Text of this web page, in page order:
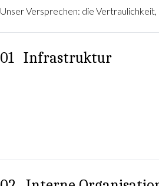
Unser Versprechen: die
01 Infrastruktur